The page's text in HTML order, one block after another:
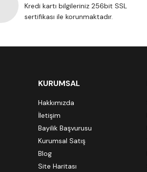
Kredi kartı bilgileriniz 256bit SSL
sertifikası ile korunmaktadır.
KURUMSAL
Hakkımızda
İletişim
Bayilik Başvurusu
Kurumsal Satış
Blog
Site Haritası